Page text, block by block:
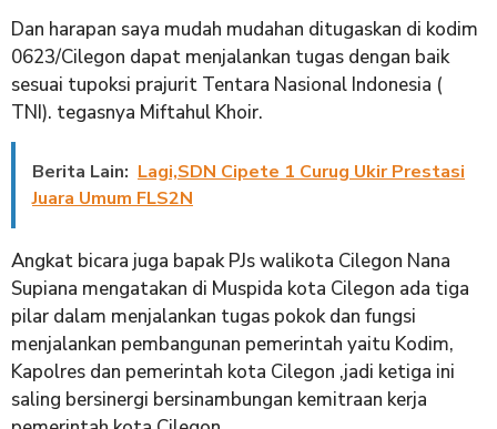
Dan harapan saya mudah mudahan ditugaskan di kodim
0623/Cilegon dapat menjalankan tugas dengan baik
sesuai tupoksi prajurit Tentara Nasional Indonesia (
TNI). tegasnya Miftahul Khoir.
Berita Lain: Lagi,SDN Cipete 1 Curug Ukir Prestasi
Juara Umum FLS2N
Angkat bicara juga bapak PJs walikota Cilegon Nana
Supiana mengatakan di Muspida kota Cilegon ada tiga
pilar dalam menjalankan tugas pokok dan fungsi
menjalankan pembangunan pemerintah yaitu Kodim,
Kapolres dan pemerintah kota Cilegon ,jadi ketiga ini
saling bersinergi bersinambungan kemitraan kerja